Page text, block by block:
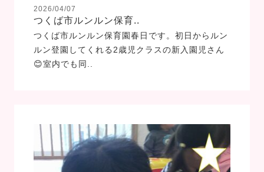
2026/04/07
つくば市ルンルン保育..
つくば市ルンルン保育園春日です。初日からルン
ルン登園してくれる2歳児クラスの新入園児さん
😊室内でも同..